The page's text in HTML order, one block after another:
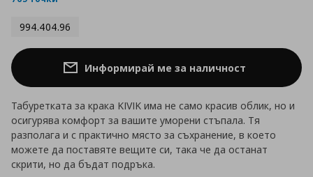
994.404.96
Информирай ме за наличност
Табуретката за крака KIVIK има не само красив облик, но и
осигурява комфорт за вашите уморени стъпала. Тя
разполага и с практично място за съхранение, в което
можете да поставяте вещите си, така че да останат
скрити, но да бъдат подръка.